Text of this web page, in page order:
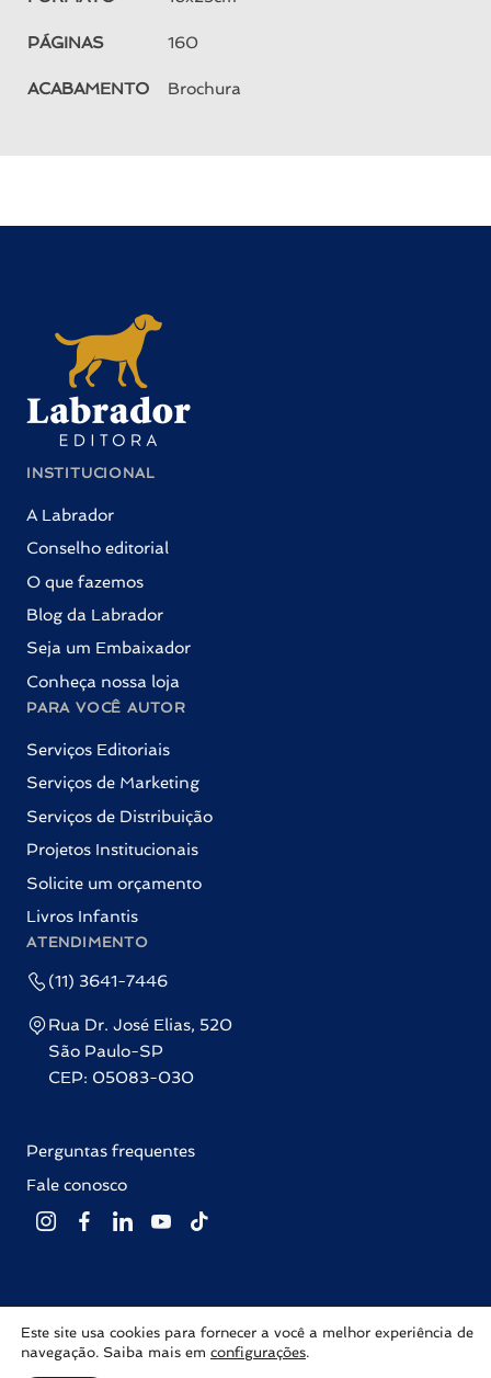
PÁGINAS 160
ACABAMENTO Brochura
INSTITUCIONAL
A Labrador
Conselho editorial
O que fazemos
Blog da Labrador
Seja um Embaixador
Conheça nossa loja
PARA VOCÊ AUTOR
Serviços Editoriais
Serviços de Marketing
Serviços de Distribuição
Projetos Institucionais
Solicite um orçamento
Livros Infantis
ATENDIMENTO
(11) 3641-7446
Rua Dr. José Elias, 520
São Paulo-SP
CEP: 05083-030
Perguntas frequentes
Fale conosco
Editora Labrador © 2026 Todos os direitos reservados |
Política de
privacidade
Este site usa cookies para fornecer a você a melhor experiência de
navegação. Saiba mais em configurações.